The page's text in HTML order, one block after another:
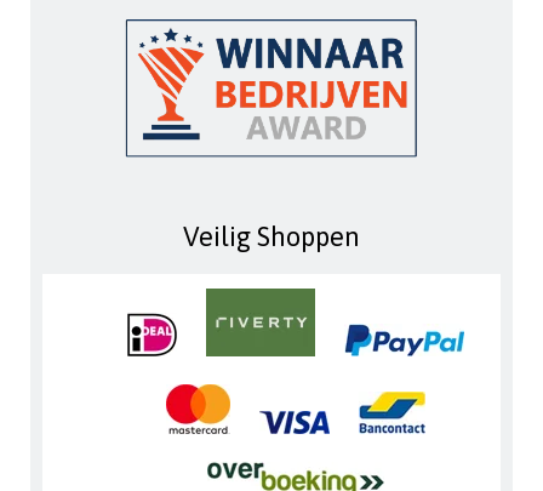
Veilig Shoppen